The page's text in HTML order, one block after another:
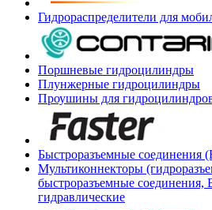
Гидрораспределители для
Поршневые гидроцилиндры
Плунжерные гидроцилиндры
Проушины для
Быстроразъемные соединения
Мультиконнекторы
быстроразъемные
гидравлические